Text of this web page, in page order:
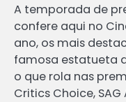
A temporada de
confere aqui no
ano, os mais
famosa estatueta
o que rola nas
Critics Choice,